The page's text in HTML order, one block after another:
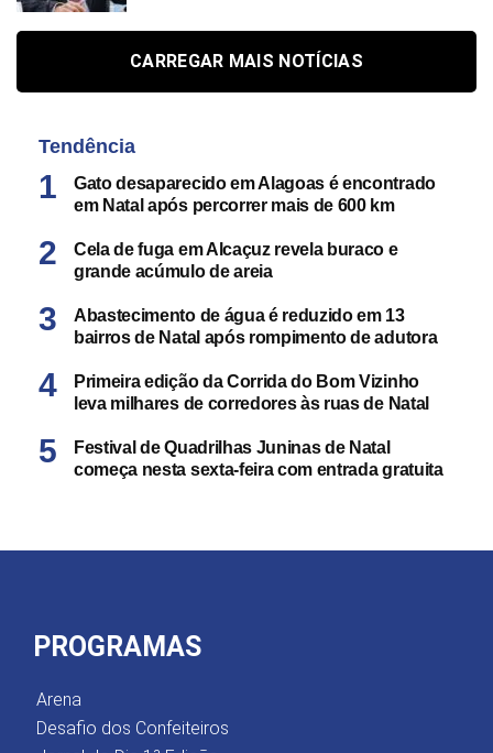
CARREGAR MAIS NOTÍCIAS
Tendência
Gato desaparecido em Alagoas é encontrado
em Natal após percorrer mais de 600 km
Cela de fuga em Alcaçuz revela buraco e
grande acúmulo de areia
Abastecimento de água é reduzido em 13
bairros de Natal após rompimento de adutora
Primeira edição da Corrida do Bom Vizinho
leva milhares de corredores às ruas de Natal
Festival de Quadrilhas Juninas de Natal
começa nesta sexta-feira com entrada gratuita
PROGRAMAS
Arena
Desafio dos Confeiteiros